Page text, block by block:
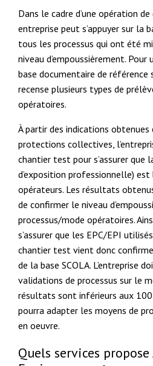
Dans le cadre d’une opération
entreprise peut s’appuyer sur la
tous les processus qui ont été
niveau d’empoussièrement.
base documentaire de référence
recense plusieurs types de
opératoires.
À partir des indications obtenues
protections collectives,
chantier test pour s’assurer que
d’exposition professionnelle)
opérateurs. Les résultats
de confirmer le niveau
processus/mode opératoires.
s’assurer que les EPC/EPI
chantier test vient donc
de la base SCOLA. L’entreprise
validations de processus sur le
résultats sont inférieurs aux
pourra adapter les moyens de
en oeuvre.
Quels services propose